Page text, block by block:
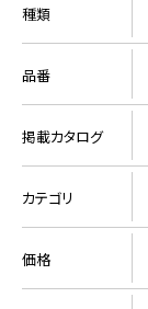
種類
品番
掲載カタログ
カテゴリ
価格